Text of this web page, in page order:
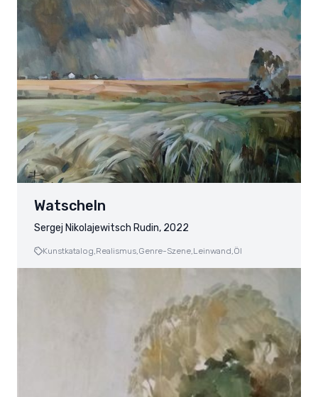
Watscheln
Sergej Nikolajewitsch Rudin, 2022
Kunstkatalog,Realismus,Genre-Szene,Leinwand,Öl